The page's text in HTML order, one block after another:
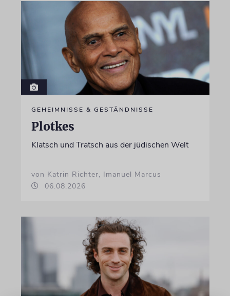
GEHEIMNISSE & GESTÄNDNISSE
Plotkes
Klatsch und Tratsch aus der jüdischen Welt
von Katrin Richter, Imanuel Marcus
06.08.2026